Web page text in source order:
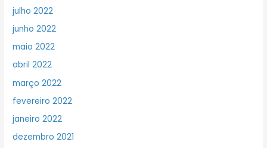
julho 2022
junho 2022
maio 2022
abril 2022
março 2022
fevereiro 2022
janeiro 2022
dezembro 2021